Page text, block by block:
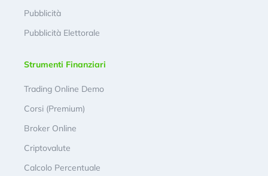
Pubblicità
Pubblicità Elettorale
Strumenti Finanziari
Trading Online Demo
Corsi (Premium)
Broker Online
Criptovalute
Calcolo Percentuale